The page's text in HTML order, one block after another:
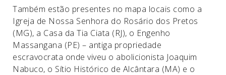
Também estão presentes no mapa locais como a
Igreja de Nossa Senhora do Rosário dos Pretos
(MG), a Casa da Tia Ciata (RJ), o Engenho
Massangana (PE) – antiga propriedade
escravocrata onde viveu o abolicionista Joaquim
Nabuco, o Sítio Histórico de Alcântara (MA) e o